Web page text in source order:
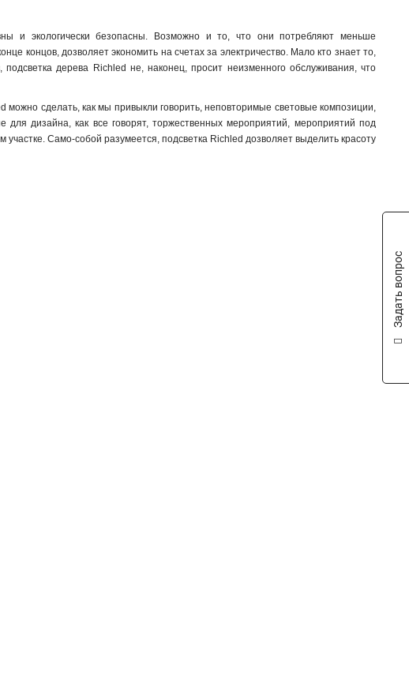
и экологически безопасны. Возможно и то, что они потребляют меньше
концов, дозволяет экономить на счетах за электричество. Мало кто знает то,
дерева Richled не, наконец, просит неизменного обслуживания, что
сделать, как мы привыкли говорить, неповторимые световые композиции,
дизайна, как все говорят, торжественных мероприятий, мероприятий под
Само-собой разумеется, подсветка Richled дозволяет выделить красоту
Задать вопрос